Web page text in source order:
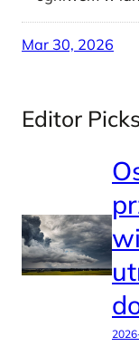
Mar 30, 2026
Editor Picks